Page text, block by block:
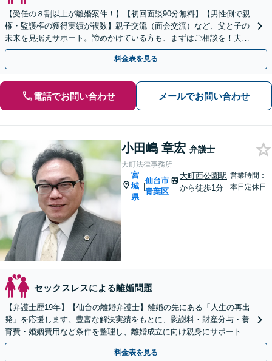
【受任の８割以上が離婚案件！】【初回面談90分無料】【男性側で親
権・監護権の獲得実績が複数】親子交流（面会交流）など、父と子の
未来を見据えサポート。諦めかけている方も、まずはご相談を！夫婦
カウンセラー・公認会計士資格あり【WEB面談可】
料金表を見る
電話でお問い合わせ メールでお問い合わせ
小田嶋 章宏 弁護士
大町法律事務所
宮
城
県
|
仙台市
青葉区
大町西公園駅
から徒歩1分
営業時間：
本日定休日
セックスレスによる離婚問題
【弁護士歴19年】【仙台の離婚弁護士】離婚の先にある「人生の再出
発」を応援します。豊富な解決実績をもとに、慰謝料・財産分与・養
育費・婚姻費用など条件を整理し、離婚成立に向け親身にサポートし
ます。【大町西公園駅1分】【夜間・休日対応可能】
料金表を見る